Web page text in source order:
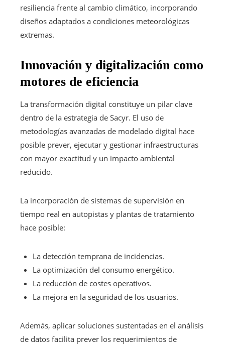
resiliencia frente al cambio climático, incorporando
diseños adaptados a condiciones meteorológicas
extremas.
Innovación y digitalización como
motores de eficiencia
La transformación digital constituye un pilar clave
dentro de la estrategia de Sacyr. El uso de
metodologías avanzadas de modelado digital hace
posible prever, ejecutar y gestionar infraestructuras
con mayor exactitud y un impacto ambiental
reducido.
La incorporación de sistemas de supervisión en
tiempo real en autopistas y plantas de tratamiento
hace posible:
La detección temprana de incidencias.
La optimización del consumo energético.
La reducción de costes operativos.
La mejora en la seguridad de los usuarios.
Además, aplicar soluciones sustentadas en el análisis
de datos facilita prever los requerimientos de